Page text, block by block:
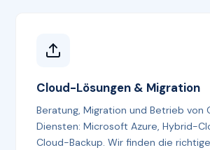
Cloud-Lösungen & Migration
Beratung, Migration und Betrieb von
Diensten: Microsoft Azure, Hybrid-
Cloud-Backup. Wir finden die